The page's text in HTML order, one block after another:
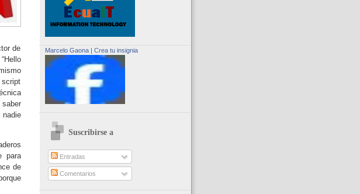
de
para
de
Marcelo Gaona| Crea tu insignia
Suscribirse a
Entradas
Comentarios